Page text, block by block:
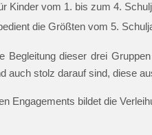
Kinder vom 1. bis zum 4.
die Größten vom 5.
Begleitung dieser drei
auch stolz darauf sind, diese
Engagements bildet die